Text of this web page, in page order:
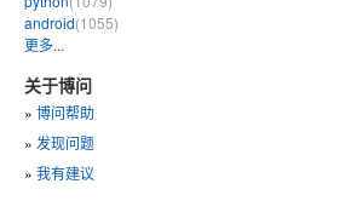
android(1055)
更多...
关于博问
» 博问帮助
» 发现问题
» 我有建议